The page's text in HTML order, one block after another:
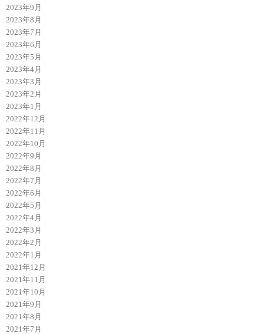
2023年9月
2023年8月
2023年7月
2023年6月
2023年5月
2023年4月
2023年3月
2023年2月
2023年1月
2022年12月
2022年11月
2022年10月
2022年9月
2022年8月
2022年7月
2022年6月
2022年5月
2022年4月
2022年3月
2022年2月
2022年1月
2021年12月
2021年11月
2021年10月
2021年9月
2021年8月
2021年7月